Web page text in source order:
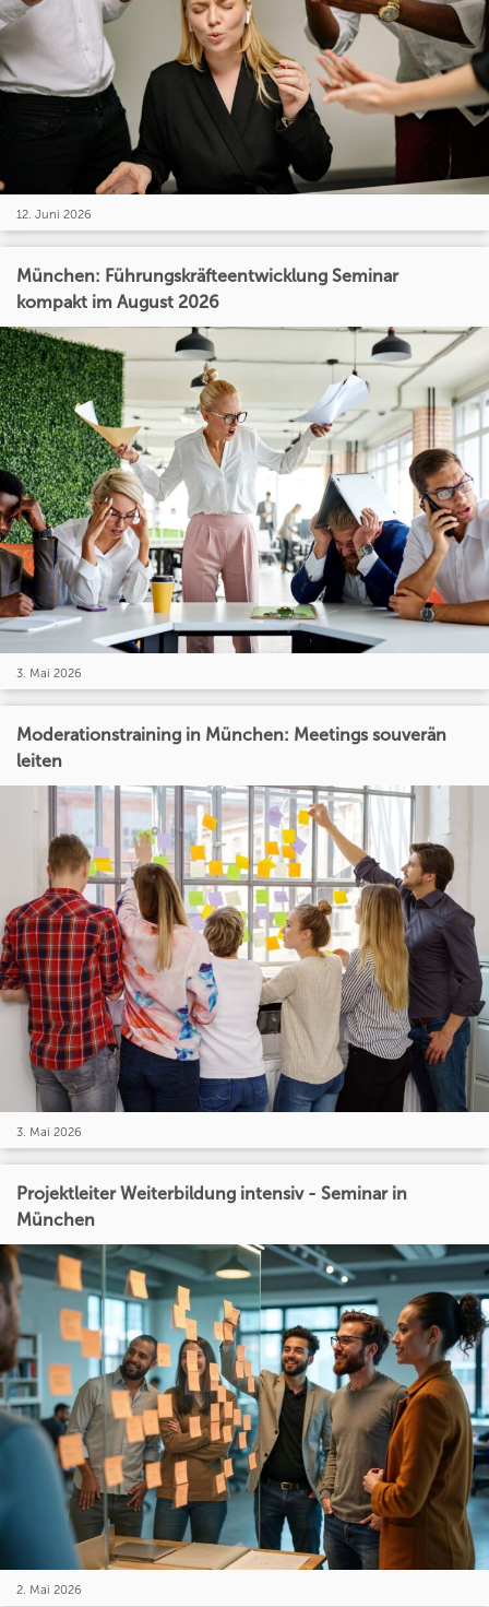
12. Juni 2026
München: Führungskräfteentwicklung Seminar
kompakt im August 2026
3. Mai 2026
Moderationstraining in München: Meetings souverän
leiten
3. Mai 2026
Projektleiter Weiterbildung intensiv - Seminar in
München
2. Mai 2026